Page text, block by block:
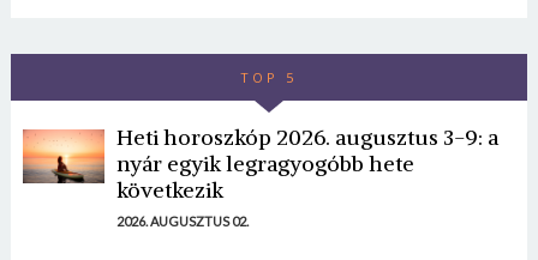
TOP 5
Heti horoszkóp 2026. augusztus 3-9: a
nyár egyik legragyogóbb hete
következik
2026. AUGUSZTUS 02.